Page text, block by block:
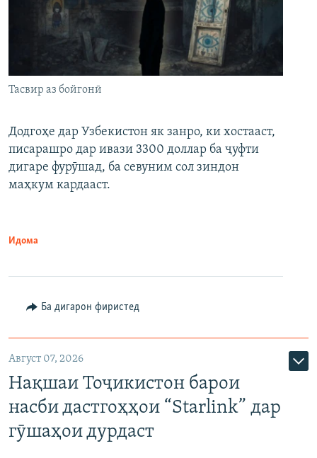
Тасвир аз бойгонӣ
Додгоҳе дар Узбекистон як занро, ки хостааст,
писарашро дар ивази 3300 доллар ба ҷуфти
дигаре фурӯшад, ба севуним сол зиндон
маҳкум кардааст.
Идома
Ба дигарон фиристед
Август 07, 2026
Нақшаи Тоҷикистон барои
насби дастгоҳҳои “Starlink” дар
гӯшаҳои дурдаст